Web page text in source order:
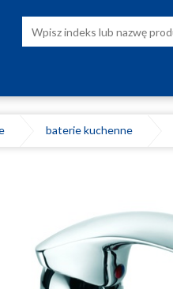
baterie kuchenne